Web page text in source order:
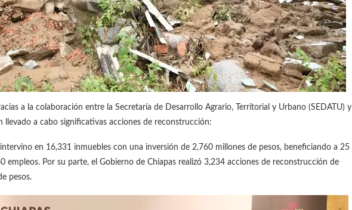
a la colaboración entre la Secretaría de Desarrollo Agrario, Territorial y Urbano (SEDATU) y
llevado a cabo significativas acciones de reconstrucción:
en 16,331 inmuebles con una inversión de 2,760 millones de pesos, beneficiando a 25
empleos. Por su parte, el Gobierno de Chiapas realizó 3,234 acciones de reconstrucción de
pesos.